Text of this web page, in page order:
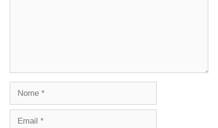
Nome
Email